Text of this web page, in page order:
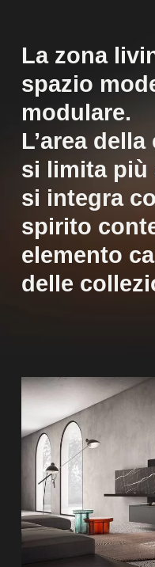
La zona
spazio
modulare.
L’area
si limita più
si integra
spirito
elemento
delle